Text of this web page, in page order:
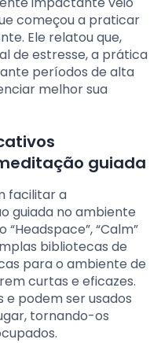
começou a praticar
Ele relatou que,
de estresse, a prática
períodos de alta
melhor sua
guiada
facilitar a
guiada no ambiente
“Calm”
bibliotecas de
para o ambiente de
curtas e eficazes.
e podem ser usados
tornando-os